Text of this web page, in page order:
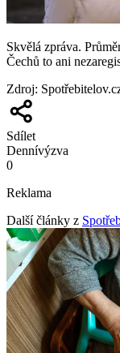
Skvělá zpráva.
Čechů to ani
Zdroj:
Sdílet
Dennívýzva
0
Reklama
Další články z